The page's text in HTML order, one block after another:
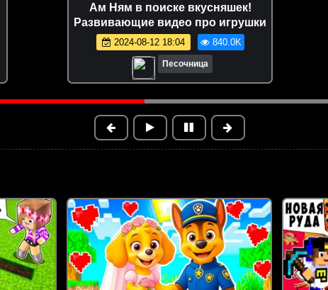
Ам Ням в поиске вкусняшек!
Развивающие видео про игрушки
2024-08-12 18:04 840.0K
Песочница